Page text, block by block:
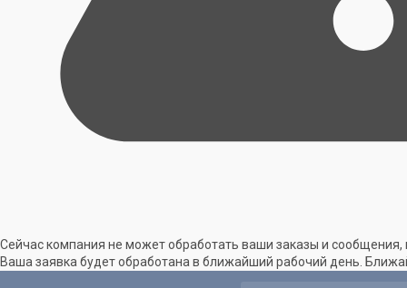
Сейчас компания не может обработать ваши заказы и сообщения,
Ваша заявка будет обработана в ближайший рабочий день.